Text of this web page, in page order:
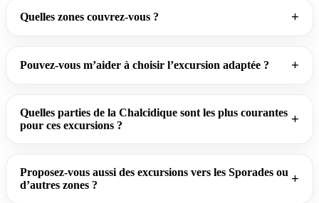
Quelles zones couvrez-vous ?
Pouvez-vous m’aider à choisir l’excursion adaptée ?
Quelles parties de la Chalcidique sont les plus courantes
pour ces excursions ?
Proposez-vous aussi des excursions vers les Sporades ou
d’autres zones ?